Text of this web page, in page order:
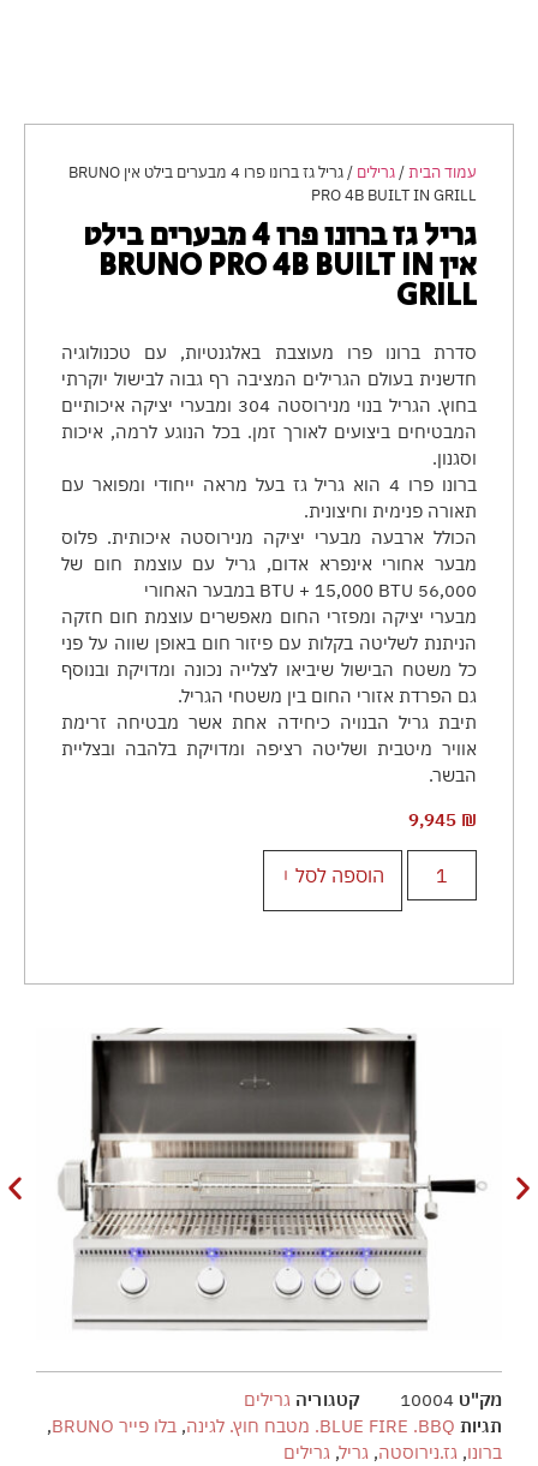
עמוד הבית/גרילים
/ גריל גז ברונו פרו 4 מבערים בילט אין BRUNO
PRO 4B BUILT IN GRILL
גריל גז ברונו פרו 4 מבערים בילט
אין BRUNO PRO 4B BUILT IN
GRILL
סדרת ברונו פרו מעוצבת באלגנטיות, עם טכנולוגיה
חדשנית בעולם הגרילים המציבה רף גבוה לבישול יוקרתי
בחוץ. הגריל בנוי מנירוסטה 304 ומבערי יציקה איכותיים
המבטיחים ביצועים לאורך זמן. בכל הנוגע לרמה, איכות
וסגנון.
ברונו פרו 4 הוא גריל גז בעל מראה ייחודי ומפואר עם
תאורה פנימית וחיצונית.
הכולל ארבעה מבערי יציקה מנירוסטה איכותית. פלוס
מבער אחורי אינפרא אדום, גריל עם עוצמת חום של
56,000 BTU + 15,000 BTU במבער האחורי
מבערי יציקה ומפזרי החום מאפשרים עוצמת חום חזקה
הניתנת לשליטה בקלות עם פיזור חום באופן שווה על פני
כל משטח הבישול שיביאו לצלייה נכונה ומדויקת ובנוסף
גם הפרדת אזורי החום בין משטחי הגריל.
תיבת גריל הבנויה כיחידה אחת אשר מבטיחה זרימת
אוויר מיטבית ושליטה רציפה ומדויקת בלהבה ובצליית
הבשר.
9,945 ₪
הוספה לסל
מק"ט 10004 קטגוריה גרילים
תגיות BLUE FIRE .BBQ. מטבח חוץ. לגינה , בלו פייר BRUNO
,
ברונו, גז.נירוסטה, גריל, גרילים